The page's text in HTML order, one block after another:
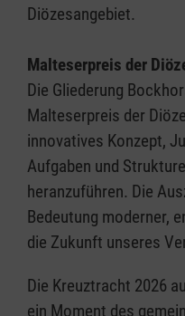
Diözesangebiet.
Malteserpreis der
Die Gliederung
Malteserpreis der
innovatives Konzept,
Aufgaben und
heranzuführen. Die
Bedeutung moderner,
die Zukunft unseres
Die Kreuztracht 2026
ein Moment des